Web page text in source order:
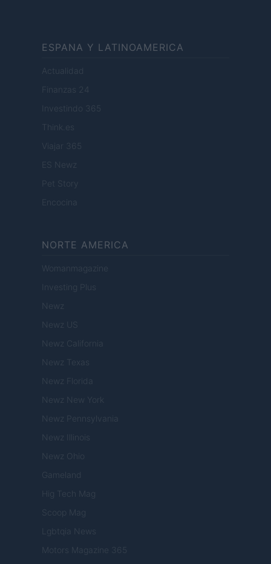
ESPANA Y LATINOAMERICA
Actualidad
Finanzas 24
Investindo 365
Think.es
Viajar 365
ES Newz
Pet Story
Encocina
NORTE AMERICA
Womanmagazine
Investing Plus
Newz
Newz US
Newz California
Newz Texas
Newz Florida
Newz New York
Newz Pennsylvania
Newz Illinois
Newz Ohio
Gameland
Hig Tech Mag
Scoop Mag
Lgbtqia News
Motors Magazine 365